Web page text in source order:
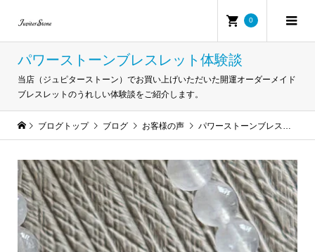
0
パワーストーンブレスレット体験談
当店（ジュピターストーン）でお買い上げいただいた開運オーダーメイド
ブレスレットのうれしい体験談をご紹介します。
ブログトップ ブログ お客様の声 パワーストーンブレスレット体験談